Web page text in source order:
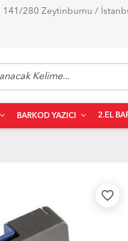
141/280 Zeytinburnu /
BARKOD YAZICI 2.EL
favorite_border